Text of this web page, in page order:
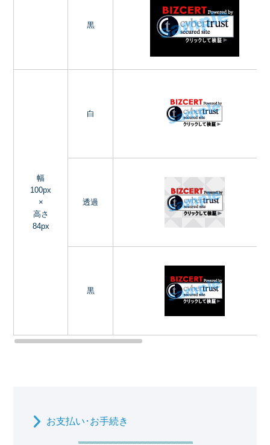
黒
幅
100px
×
高さ
84px
白
透過
黒
お支払い･お手続き